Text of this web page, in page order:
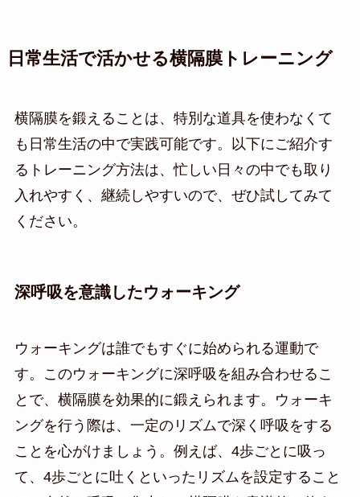
日常生活で活かせる横隔膜トレーニング
横隔膜を鍛えることは、特別な道具を使わなくて
も日常生活の中で実践可能です。以下にご紹介す
るトレーニング方法は、忙しい日々の中でも取り
入れやすく、継続しやすいので、ぜひ試してみて
ください。
深呼吸を意識したウォーキング
ウォーキングは誰でもすぐに始められる運動で
す。このウォーキングに深呼吸を組み合わせるこ
とで、横隔膜を効果的に鍛えられます。ウォーキ
ングを行う際は、一定のリズムで深く呼吸をする
ことを心がけましょう。例えば、4歩ごとに吸っ
て、4歩ごとに吐くといったリズムを設定すること